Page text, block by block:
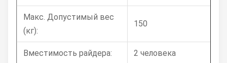
Макс. Допустимый вес
(кг):
150
Вместимость райдера: 2 человека